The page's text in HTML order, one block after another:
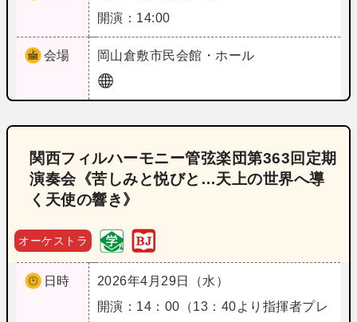
開演：14:00
会場 岡山倉敷市民会館・ホール
関西フィルハーモニー管弦楽団第363回定期
演奏会《苦しみと悦びと…天上の世界へ導
く天使の響き》
オーケストラ
日時
2026年4月29日（水）
開演：14：00（13：40より指揮者プレ